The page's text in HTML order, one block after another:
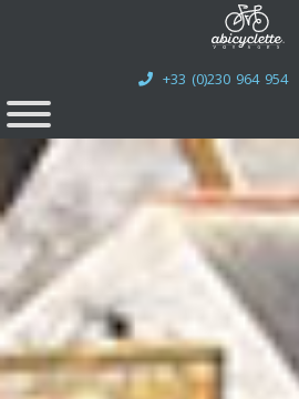
+33 (0)230 964 954